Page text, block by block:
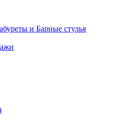
и Барные стулья